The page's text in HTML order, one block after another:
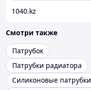
1040.kz
Смотри также
Патрубок
Патрубки радиатора
Силиконовые патрубки